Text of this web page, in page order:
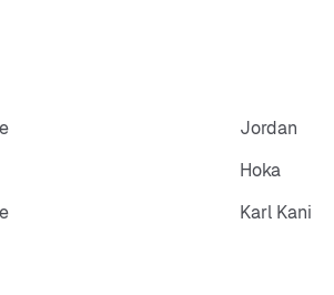
Jordan
Hoka
Karl Kani